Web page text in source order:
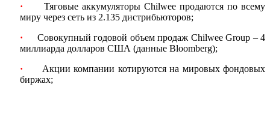
·
Тяговые аккумуляторы Chilwee продаются по всему
миру через сеть из 2.135 дистрибьюторов;
·
Совокупный годовой объем продаж Chilwee Group – 4
миллиарда долларов США (данные Bloomberg);
·
Акции компании котируются на мировых фондовых
биржах;